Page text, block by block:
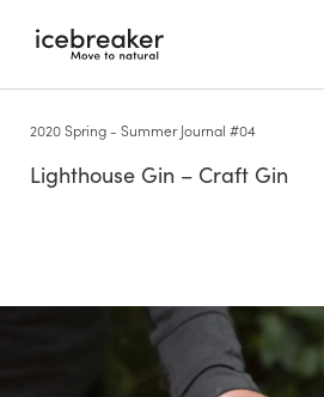
2020 Spring - Summer Journal #04
Lighthouse Gin – Craft Gin